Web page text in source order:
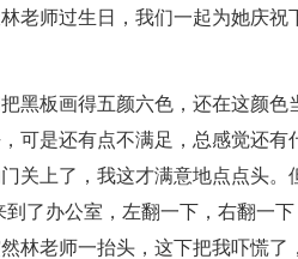
老师过生日，我们一起为她庆祝
黑板画得五颜六色，还在这颜色
可是还有点不满足，总感觉还有
关上了，我这才满意地点点头。
到了办公室，左翻一下，右翻一
林老师一抬头，这下把我吓慌了